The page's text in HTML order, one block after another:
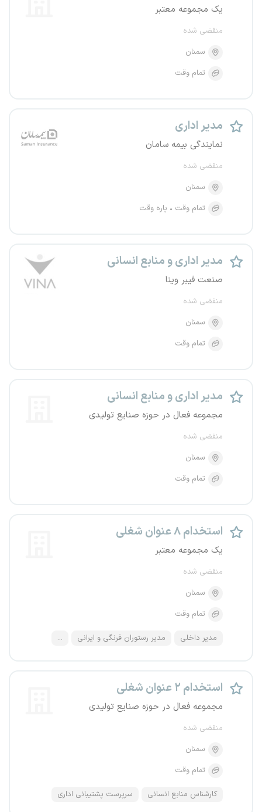
یک مجموعه معتبر
منقضی شده
سمنان
تمام وقت
مدیر اداری
نمایندگی بیمه سامان
منقضی شده
سمنان
تمام وقت
پاره وقت
مدیر اداری و منابع انسانی
صنعت فیبر وینا
منقضی شده
سمنان
تمام وقت
مدیر اداری و منابع انسانی
مجموعه فعال در حوزه صنایع تولیدی
منقضی شده
سمنان
تمام وقت
استخدام ۸ عنوان شغلی
یک مجموعه معتبر
منقضی شده
سمنان
تمام وقت
مدیر داخلی مدیر رستوران فرنگی و ایرانی ...
استخدام ۲ عنوان شغلی
مجموعه فعال در حوزه صنایع تولیدی
منقضی شده
سمنان
تمام وقت
کارشناس منابع انسانی سرپرست پشتیبانی اداری